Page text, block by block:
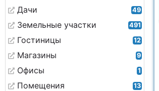
Дачи 49
Земельные участки 491
Гостиницы 12
Магазины 9
Офисы 1
Помещения 13